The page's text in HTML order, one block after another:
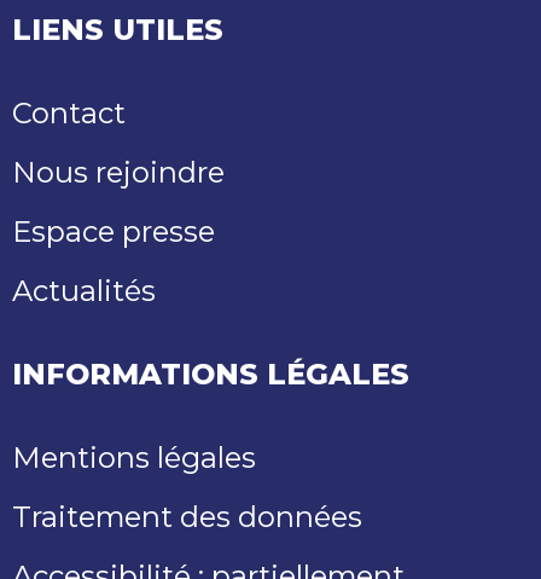
LIENS UTILES
Contact
Nous rejoindre
Espace presse
Actualités
INFORMATIONS LÉGALES
Mentions légales
Traitement des données